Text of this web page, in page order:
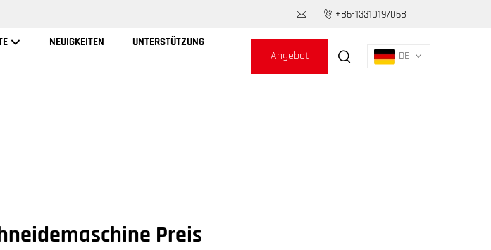
+86-13310197068
NEUIGKEITEN UNTERSTÜTZUNG
Angebot DE
Preis